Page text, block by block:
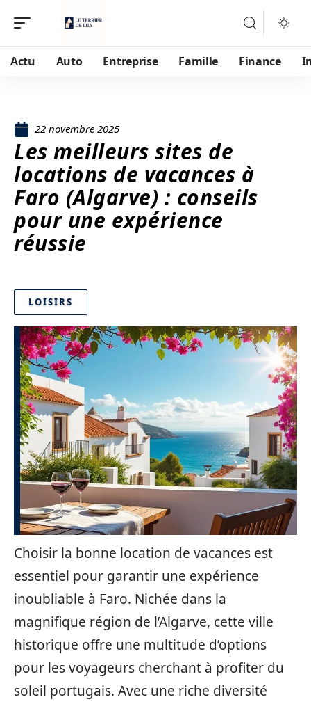
Actu Auto Entreprise Famille Finance
22 novembre 2025
Les meilleurs sites de
locations de vacances à
Faro (Algarve) : conseils
pour une expérience
réussie
LOISIRS
Choisir la bonne location de vacances est
essentiel pour garantir une expérience
inoubliable à Faro. Nichée dans la
magnifique région de l’Algarve, cette ville
historique offre une multitude d’options
pour les voyageurs cherchant à profiter du
soleil portugais. Avec une riche diversité